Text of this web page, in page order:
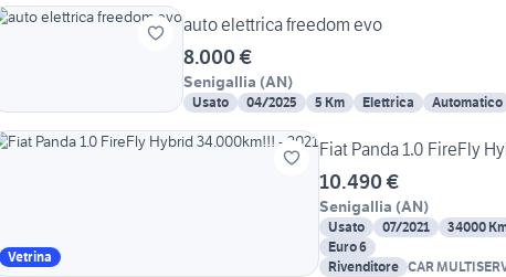
auto elettrica freedom evo
8.000 €
Senigallia (AN)
Usato 04/2025 5 Km Elettrica Automatico
Vetrina
Fiat Panda 1.0 FireFly
10.490 €
Senigallia (AN)
Usato 07/2021 34000
Euro 6
Rivenditore CAR